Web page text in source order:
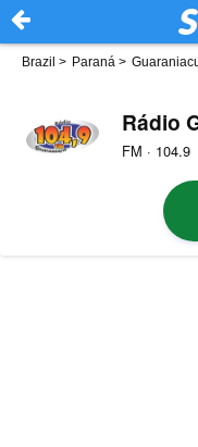
Brazil > Paraná >
Rádio
FM · 104.9